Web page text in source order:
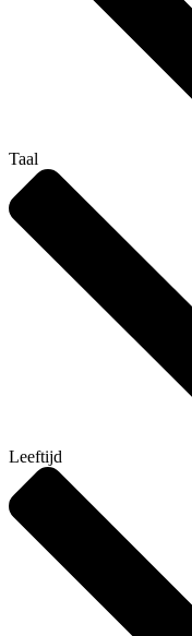
Taal
Leeftijd